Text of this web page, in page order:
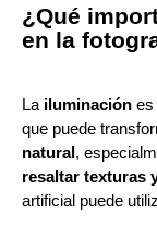
¿Qué
en la
La iluminación es
que puede
natural,
resaltar texturas
artificial puede